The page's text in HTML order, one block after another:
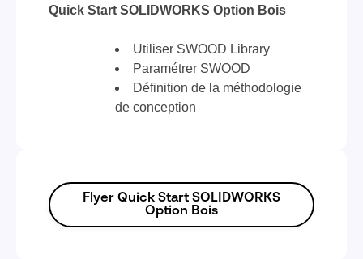
Quick Start SOLIDWORKS Option Bois
Utiliser SWOOD Library
Paramétrer SWOOD
Définition de la méthodologie
de conception
Flyer Quick Start SOLIDWORKS
Option Bois